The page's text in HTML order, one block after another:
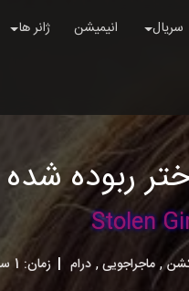
سریال انیمیشن ژانر ها
ربوده شده
Stolen
, ماجراجویی, درام | زمان: 1ساعت و 50 دقیقه